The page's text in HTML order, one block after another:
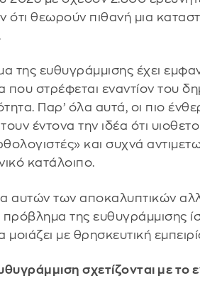
θεωρούν πιθανή μια
της ευθυγράμμισης έχει
στρέφεται εναντίον του
Παρ’ όλα αυτά, οι πιο
έντονα την ιδέα ότι
και συχνά
κατάλοιπο.
αυτών των αποκαλυπτικών
της ευθυγράμμισης
με θρησκευτική
σχετίζονται με το